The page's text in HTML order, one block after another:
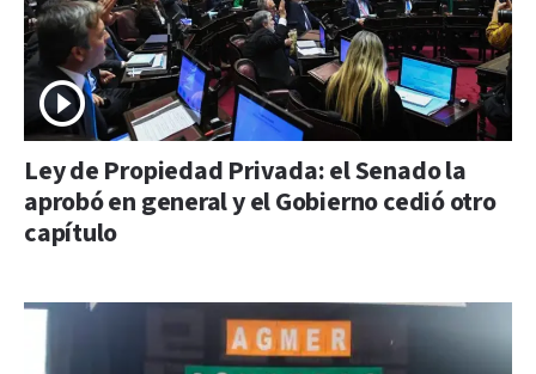
Ley de Propiedad Privada: el Senado la
aprobó en general y el Gobierno cedió otro
capítulo